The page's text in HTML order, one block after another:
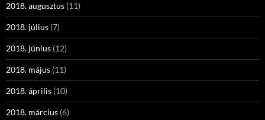
2018. augusztus (11)
2018. július (7)
2018. június (12)
2018. május (11)
2018. április (10)
2018. március (6)